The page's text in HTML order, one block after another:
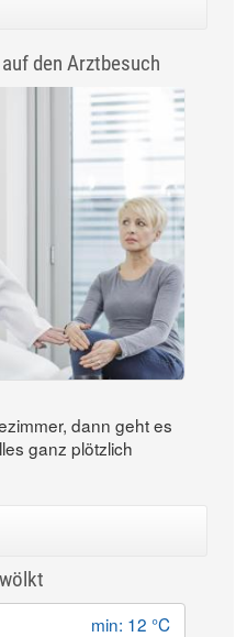
den Arztbesuch
dann geht es
ganz plötzlich
min: 12 °C